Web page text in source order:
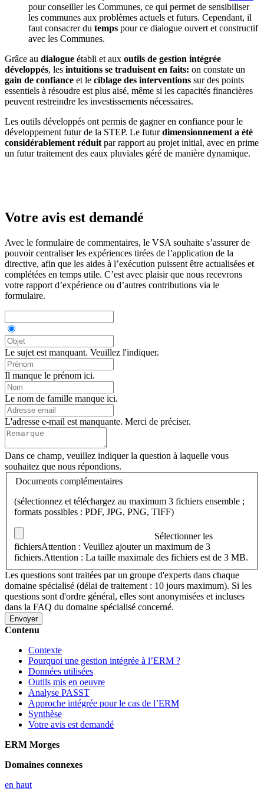
pour conseiller les Communes, ce qui permet de sensibiliser
les communes aux problèmes actuels et futurs. Cependant, il
faut consacrer du temps pour ce dialogue ouvert et constructif
avec les Communes.
Grâce au dialogue établi et aux outils de gestion intégrée
développés, les intuitions se traduisent en faits: on constate un
gain de confiance et le ciblage des interventions sur des points
essentiels à résoudre est plus aisé, même si les capacités financières
peuvent restreindre les investissements nécessaires.
Les outils développés ont permis de gagner en confiance pour le
développement futur de la STEP. Le futurdimensionnement a été
considérablement réduit par rapport au projet initial, avec en prime
un futur traitement des eaux pluviales géré de manière dynamique.
Votre avis est demandé
Avec le formulaire de commentaires, le VSA souhaite s’assurer de
pouvoir centraliser les expériences tirées de l’application de la
directive, afin que les aides à l’exécution puissent être actualisées et
complétées en temps utile. C’est avec plaisir que nous recevrons
votre rapport d’expérience ou d’autres contributions via le
formulaire.
Le sujet est manquant. Veuillez l'indiquer.
Il manque le prénom ici.
Le nom de famille manque ici.
L'adresse e-mail est manquante. Merci de préciser.
Dans ce champ, veuillez indiquer la question à laquelle vous
souhaitez que nous répondions.
Documents complémentaires
(sélectionnez et téléchargez au maximum 3 fichiers ensemble ;
formats possibles : PDF, JPG, PNG, TIFF)
Sélectionner les
fichiersAttention : Veuillez ajouter un maximum de 3
fichiers.Attention : La taille maximale des fichiers est de 3 MB.
Les questions sont traitées par un groupe d'experts dans chaque
domaine spécialisé (délai de traitement : 10 jours maximum). Si les
questions sont d'ordre général, elles sont anonymisées et incluses
dans la FAQ du domaine spécialisé concerné.
Contenu
Contexte
Pourquoi une gestion intégrée à l’ERM ?
Données utilisées
Outils mis en oeuvre
Analyse PASST
Approche intégrée pour le cas de l’ERM
Synthèse
Votre avis est demandé
ERM Morges
Domaines connexes
en haut